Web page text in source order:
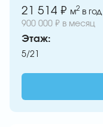
21 514 ₽ м2 в год
900 000 ₽ в месяц
Этаж:
5/21